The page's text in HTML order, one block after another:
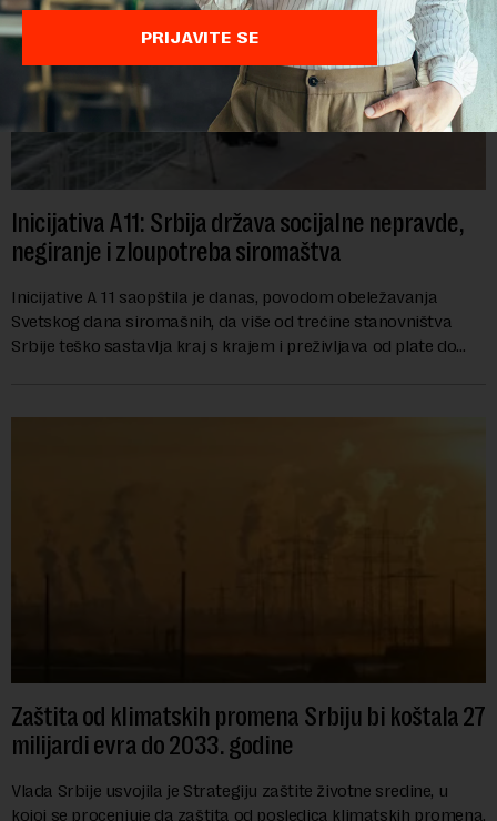
Inicijativa A11: Srbija država socijalne nepravde,
negiranje i zloupotreba siromaštva
Inicijative A 11 saopštila je danas, povodom obeležavanja
Svetskog dana siromašnih, da više od trećine stanovništva
Srbije teško sastavlja kraj s krajem i preživljava od plate do
Zaštita od klimatskih promena Srbiju bi koštala 27
milijardi evra do 2033. godine
Vlada Srbije usvojila je Strategiju zaštite životne sredine, u
kojoj se procenjuje da zaštita od posledica klimatskih promena,
PRIJAVITE SE